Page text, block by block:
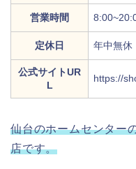
営業時間
定休日 年中無休
公式サイトUR
L
https://
仙台のホームセンター
店です。